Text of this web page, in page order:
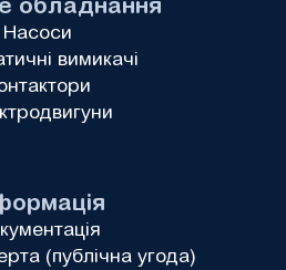
(публічна угода)
Насоси
вимикачі